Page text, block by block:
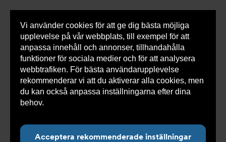
Vi använder cookies för att ge dig bästa möjliga
upplevelse på vår webbplats, till exempel för att
anpassa innehåll och annonser, tillhandahålla
funktioner för sociala medier och för att analysera
webbtrafiken. För bästa användarupplevelse
rekommenderar vi att du aktiverar alla cookies, men
du kan också anpassa inställningarna efter dina
behov.
Acceptera rekommenderade inställningar
0 varorSnabborder
Du
här:
Armatec > Logga in
Logga in
E-postadress